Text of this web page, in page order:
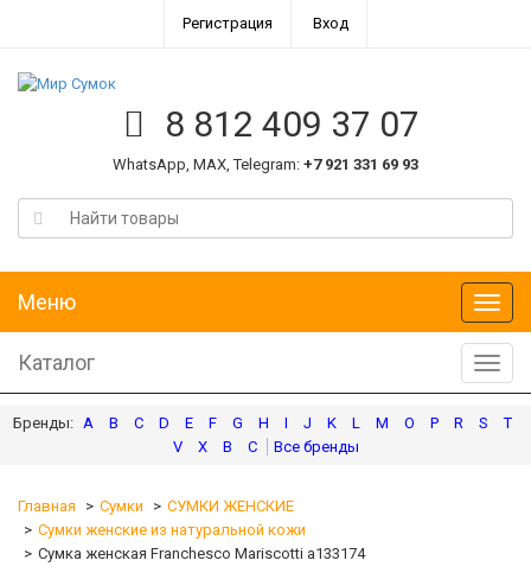
Регистрация Вход
8 812 409 37 07
WhatsApp, MAX, Telegram: +7 921 331 69 93
Меню
Меню
Каталог
A B C D E F G H I J K L M O P R S
T
V
X В С
Главная Сумки
СУМКИ ЖЕНСКИЕ
Сумки женские из натуральной кожи
Сумка женская Franchesco Mariscotti а133174